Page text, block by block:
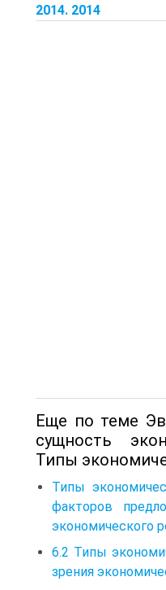
2014. 2014
Еще по теме
сущность
Типы
Типы
факторов
экономического
6.2 Типы
зрения